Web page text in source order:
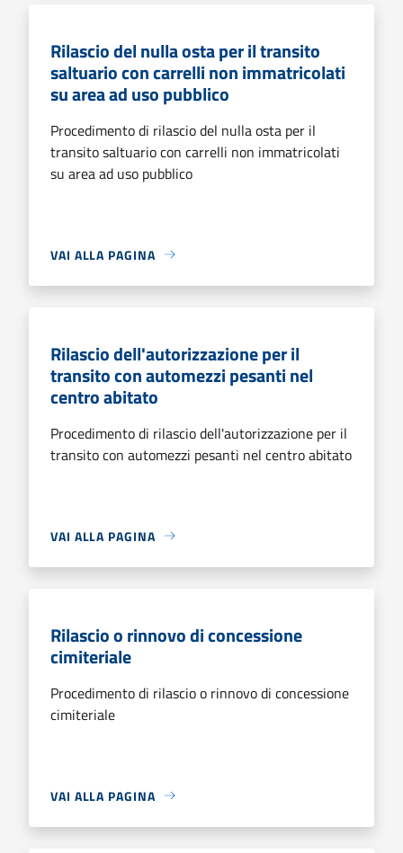
Rilascio del nulla osta per il transito
saltuario con carrelli non immatricolati
su area ad uso pubblico
Procedimento di rilascio del nulla osta per il
transito saltuario con carrelli non immatricolati
su area ad uso pubblico
VAI ALLA PAGINA
Rilascio dell'autorizzazione per il
transito con automezzi pesanti nel
centro abitato
Procedimento di rilascio dell'autorizzazione per il
transito con automezzi pesanti nel centro abitato
VAI ALLA PAGINA
Rilascio o rinnovo di concessione
cimiteriale
Procedimento di rilascio o rinnovo di concessione
cimiteriale
VAI ALLA PAGINA